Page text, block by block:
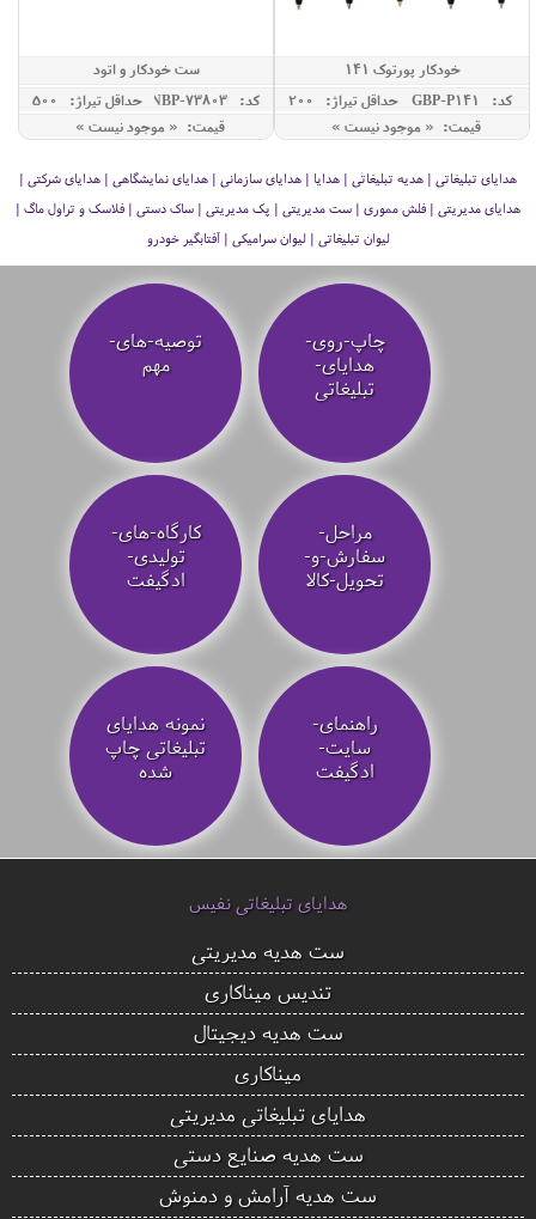
خودکار پورتوک 141
کد: GBP-P141
حداقل تيراژ: 200
قیمت: « موجود نیست »
ست خودکار و اتود
کد: NBP-73803
حداقل تيراژ: 500
قیمت: « موجود نیست »
هدایای تبلیغاتی | هدیه تبلیغاتی | هدایا | هدایای سازمانی | هدایای نمایشگاهی | هدایای شرکتی |
هدایای مدیریتی | فلش مموری | ست مدیریتی | پک مدیریتی | ساک دستی | فلاسک و تراول ماگ |
لیوان تبلیغاتی | لیوان سرامیکی | آفتابگیر خودرو
چاپ-روی-
هدایای-
تبلیغاتی
توصیه‌-های-
مهم
مراحل-
سفارش-و-
تحویل-کالا
کارگاه-های-
تولیدی-
ادگیفت
راهنمای-
سایت-
ادگیفت
نمونه هدایای
تبلیغاتی چاپ
شده
هدایای تبلیغاتی نفیس
ست هدیه مدیریتی
تندیس میناکاری
ست هدیه دیجیتال
میناکاری
هدایای تبلیغاتی مدیریتی
ست هدیه صنایع دستی
ست هدیه آرامش و دمنوش